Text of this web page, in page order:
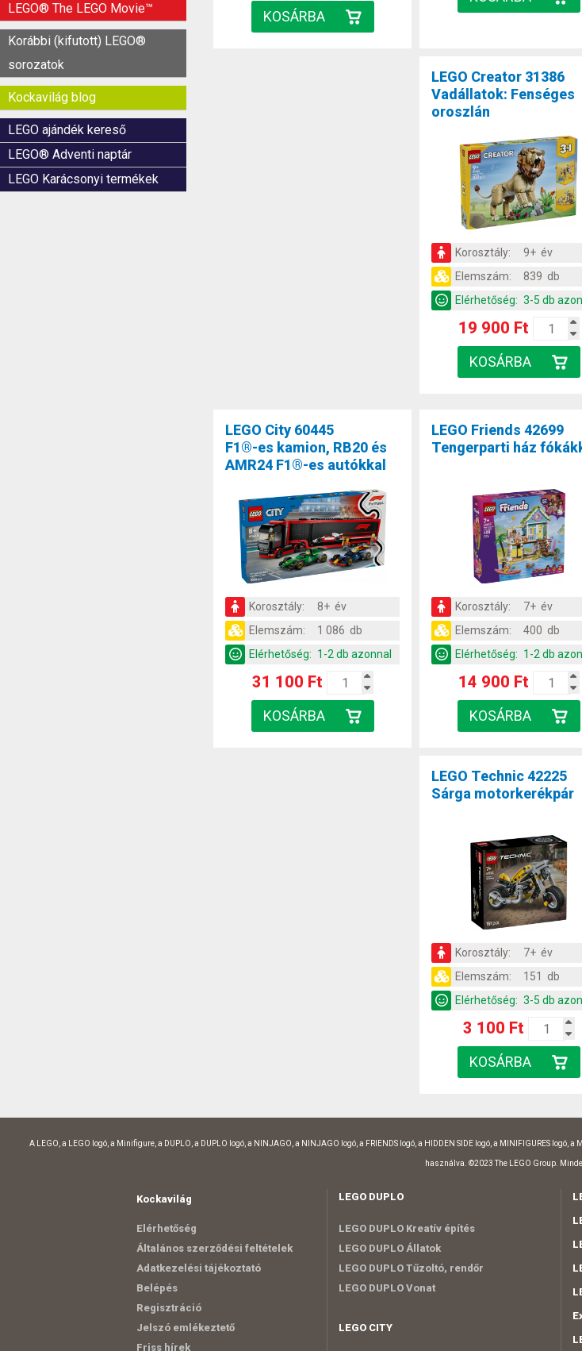
LEGO® The LEGO Movie™
Korábbi (kifutott) LEGO®
sorozatok
Kockavilág blog
LEGO ajándék kereső
LEGO® Adventi naptár
LEGO Karácsonyi termékek
LEGO Creator 31386
Vadállatok: Fenséges
oroszlán
Korosztály:
9+ év
Elemszám:
839 db
Elérhetőség: 3-5 db
19 900 Ft
LEGO City 60445
F1®-es kamion, RB20 és
AMR24 F1®-es autókkal
Korosztály:
8+ év
Elemszám:
1 086 db
Elérhetőség: 1-2 db azonnal
31 100 Ft
LEGO Friends 42699
Tengerparti ház
Korosztály:
7+ év
Elemszám:
400 db
Elérhetőség: 1-2 db
14 900 Ft
LEGO Technic 42225
Sárga motorkerékpár
Korosztály:
7+ év
Elemszám:
151 db
Elérhetőség: 3-5 db
3 100 Ft
A LEGO, a LEGO logó, a Minifigure, a DUPLO, a DUPLO logó, a NINJAGO, a NINJAGO logó, a FRIENDS logó, a HIDDEN SIDE logó, a MINIFIGURES logó,
használva. ©2023 The LEGO Group.
Kockavilág
Elérhetőség
Általános szerződési feltételek
Adatkezelési tájékoztató
Belépés
Regisztráció
Jelszó emlékeztető
Friss hírek
LEGO DUPLO
LEGO DUPLO Kreatív építés
LEGO DUPLO Állatok
LEGO DUPLO Tűzoltó, rendőr
LEGO DUPLO Vonat
LEGO CITY